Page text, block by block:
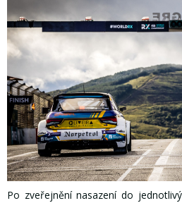
Po zveřejnění nasazení do